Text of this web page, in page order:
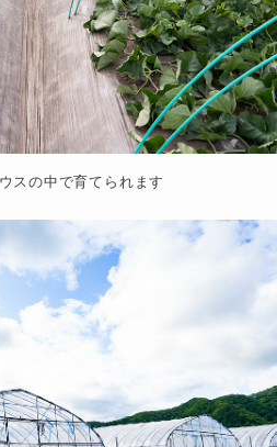
スの中で育てられます